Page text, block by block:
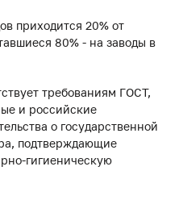
приходится 20% от
80% - на заводы в
требованиям ГОСТ,
и российские
о государственной
подтверждающие
гигиеническую